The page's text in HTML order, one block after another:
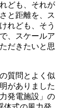
ども、それが
と距離を、ス
れども、そう
、スケールア
だきたいと思
質問とよく似
がありました
発電施設」の